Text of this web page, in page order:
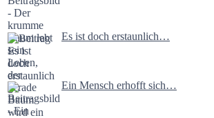
Es ist doch erstaunlich…
Ein Mensch erhofft sich…